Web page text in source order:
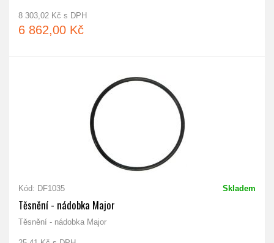
8 303,02 Kč s DPH
6 862,00 Kč
Kód: DF1035 Skladem
Těsnění - nádobka Major
Těsnění - nádobka Major